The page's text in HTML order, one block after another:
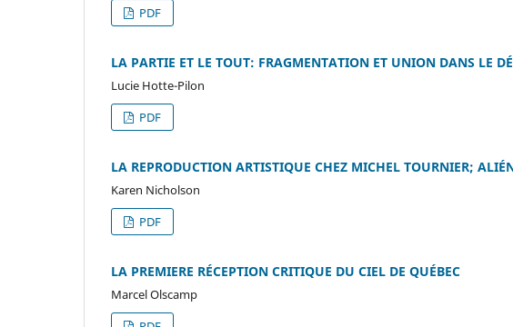
PDF
LA PARTIE ET LE TOUT: FRAGMENTATION ET UNION DANS LE
Lucie Hotte-Pilon
PDF
LA REPRODUCTION ARTISTIQUE CHEZ MICHEL TOURNIER;
Karen Nicholson
PDF
LA PREMIERE RÉCEPTION CRITIQUE DU CIEL DE QUÉBEC
Marcel Olscamp